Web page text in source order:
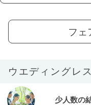
フェ
ウエディングレ
少人数の